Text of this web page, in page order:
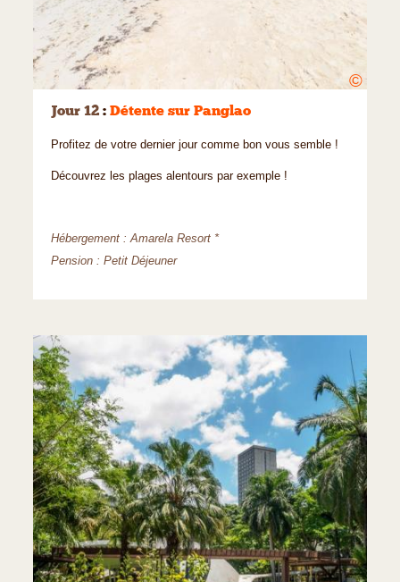
©
Jour 12 : Détente sur Panglao
Profitez de votre dernier jour comme bon vous semble !
Découvrez les plages alentours par exemple !
Hébergement : Amarela Resort *
Pension : Petit Déjeuner